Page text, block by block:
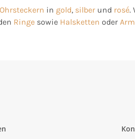
Ohrsteckern in gold, silberund rosé.
Ringesowie Halsketten oder